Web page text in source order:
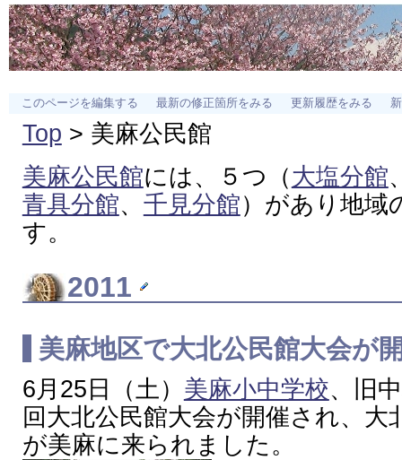
このページを編集する 最新の修正箇所をみる 更新履歴をみる
Top > 美麻公民館
美麻公民館には、５つ（大塩分館
青具分館、 千見分館）があり地域
す。
2011
美麻地区で大北公民館大会が
6月25日（土） 美麻小中学校、旧
回大北公民館大会が開催され、大
が美麻に来られました。